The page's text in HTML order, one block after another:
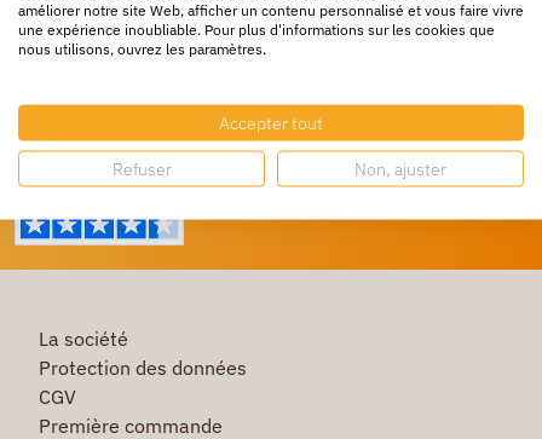
Destockage
Profitez de prix bas toute l’année
Besoin d'aide ?
Un service client à votre écoute
La société
Protection des données
CGV
Première commande
améliorer notre site Web, afficher un contenu personnalisé et vous faire vivre
une expérience inoubliable. Pour plus d'informations sur les cookies que
nous utilisons, ouvrez les paramètres.
Accepter tout
Refuser Non, ajuster